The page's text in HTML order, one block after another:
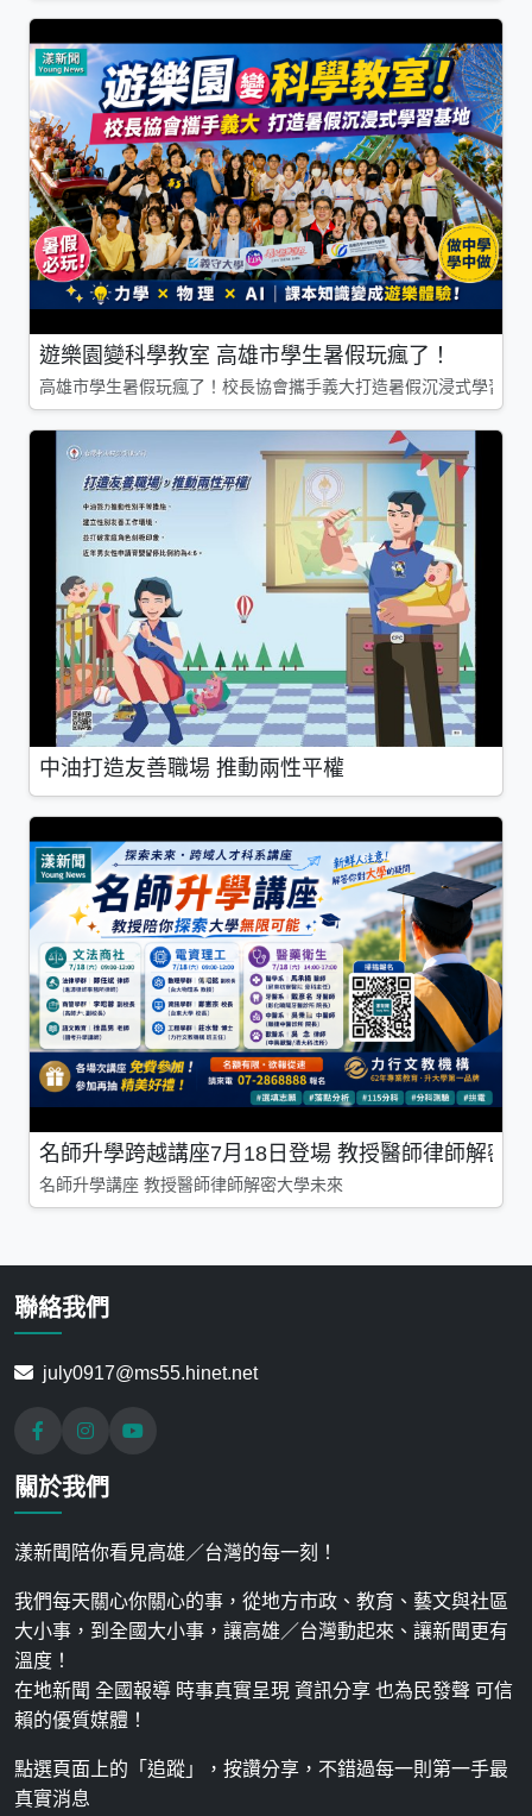
遊樂園變科學教室 高雄市學生暑假玩瘋了！
高雄市學生暑假玩瘋了！校長協會攜手義大打造暑假沉浸式學習基
中油打造友善職場 推動兩性平權
名師升學跨越講座7月18日登場 教授醫師律師解密
名師升學講座 教授醫師律師解密大學未來
聯絡我們
july0917@ms55.hinet.net
關於我們
漾新聞陪你看見高雄／台灣的每一刻！
我們每天關心你關心的事，從地方市政、教育、藝文與社區
大小事，到全國大小事，讓高雄／台灣動起來、讓新聞更有
溫度！
在地新聞 全國報導 時事真實呈現 資訊分享 也為民發聲 可信
賴的優質媒體！
點選頁面上的「追蹤」，按讚分享，不錯過每一則第一手最
真實消息